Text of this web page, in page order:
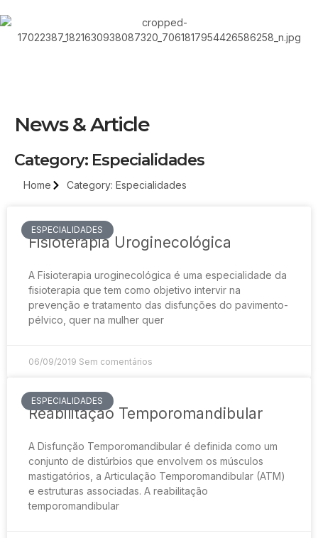
News & Article
Category: Especialidades
Home Category: Especialidades
ESPECIALIDADES
Fisioterapia Uroginecológica
A Fisioterapia uroginecológica é uma especialidade da
fisioterapia que tem como objetivo intervir na
prevenção e tratamento das disfunções do pavimento-
pélvico, quer na mulher quer
06/09/2019 Sem comentários
ESPECIALIDADES
Reabilitação Temporomandibular
A Disfunção Temporomandibular é definida como um
conjunto de distúrbios que envolvem os músculos
mastigatórios, a Articulação Temporomandibular (ATM)
e estruturas associadas. A reabilitação
temporomandibular